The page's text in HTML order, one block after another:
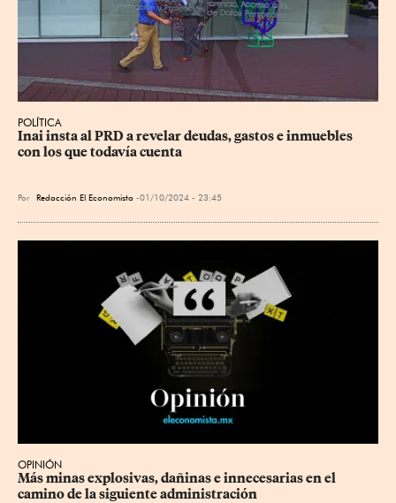
POLÍTICA
Inai insta al PRD a revelar deudas, gastos e inmuebles
con los que todavía cuenta
Por Redacción El Economista 01/10/2024 - 23:45
OPINIÓN
Más minas explosivas, dañinas e innecesarias en el
camino de la siguiente administración